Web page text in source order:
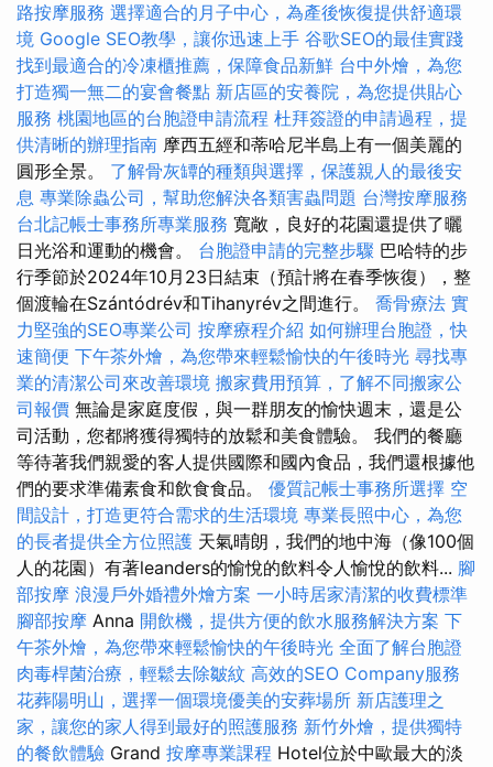
路按摩服務 選擇適合的月子中心，為產後恢復提供舒適環
境 Google SEO教學，讓你迅速上手 谷歌SEO的最佳實踐
找到最適合的冷凍櫃推薦，保障食品新鮮 台中外燴，為您
打造獨一無二的宴會餐點 新店區的安養院，為您提供貼心
服務 桃園地區的台胞證申請流程 杜拜簽證的申請過程，提
供清晰的辦理指南 摩西五經和蒂哈尼半島上有一個美麗的
圓形全景。 了解骨灰罈的種類與選擇，保護親人的最後安
息 專業除蟲公司，幫助您解決各類害蟲問題 台灣按摩服務
台北記帳士事務所專業服務 寬敞，良好的花園還提供了曬
日光浴和運動的機會。 台胞證申請的完整步驟 巴哈特的步
行季節於2024年10月23日結束（預計將在春季恢復），整
個渡輪在Szántódrév和Tihanyrév之間進行。 喬骨療法 實
力堅強的SEO專業公司 按摩療程介紹 如何辦理台胞證，快
速簡便 下午茶外燴，為您帶來輕鬆愉快的午後時光 尋找專
業的清潔公司來改善環境 搬家費用預算，了解不同搬家公
司報價 無論是家庭度假，與一群朋友的愉快週末，還是公
司活動，您都將獲得獨特的放鬆和美食體驗。 我們的餐廳
等待著我們親愛的客人提供國際和國內食品，我們還根據他
們的要求準備素食和飲食食品。 優質記帳士事務所選擇 空
間設計，打造更符合需求的生活環境 專業長照中心，為您
的長者提供全方位照護 天氣晴朗，我們的地中海（像100個
人的花園）有著leanders的愉悅的飲料令人愉悅的飲料... 腳
部按摩 浪漫戶外婚禮外燴方案 一小時居家清潔的收費標準
腳部按摩 Anna 開飲機，提供方便的飲水服務解決方案 下
午茶外燴，為您帶來輕鬆愉快的午後時光 全面了解台胞證
肉毒桿菌治療，輕鬆去除皺紋 高效的SEO Company服務
花葬陽明山，選擇一個環境優美的安葬場所 新店護理之
家，讓您的家人得到最好的照護服務 新竹外燴，提供獨特
的餐飲體驗 Grand 按摩專業課程 Hotel位於中歐最大的淡